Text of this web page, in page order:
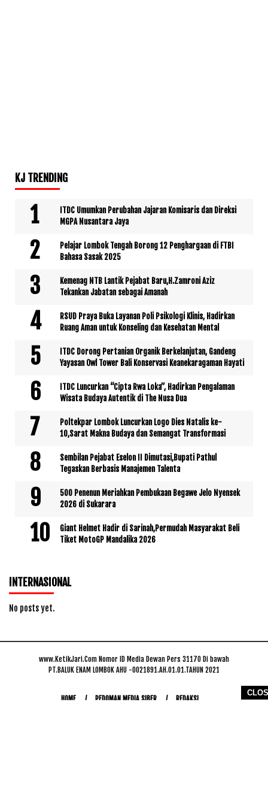
KJ TRENDING
ITDC Umumkan Perubahan Jajaran Komisaris dan Direksi
MGPA Nusantara Jaya
Pelajar Lombok Tengah Borong 12 Penghargaan di FTBI
Bahasa Sasak 2025
Kemenag NTB Lantik Pejabat Baru,H.Zamroni Aziz
Tekankan Jabatan sebagai Amanah
RSUD Praya Buka Layanan Poli Psikologi Klinis, Hadirkan
Ruang Aman untuk Konseling dan Kesehatan Mental
ITDC Dorong Pertanian Organik Berkelanjutan, Gandeng
Yayasan Owl Tower Bali Konservasi Keanekaragaman Hayati
ITDC Luncurkan “Cipta Rwa Loka”, Hadirkan Pengalaman
Wisata Budaya Autentik di The Nusa Dua
Poltekpar Lombok Luncurkan Logo Dies Natalis ke-
10,Sarat Makna Budaya dan Semangat Transformasi
Sembilan Pejabat Eselon II Dimutasi,Bupati Pathul
Tegaskan Berbasis Manajemen Talenta
500 Penenun Meriahkan Pembukaan Begawe Jelo Nyensek
2026 di Sukarara
Giant Helmet Hadir di Sarinah,Permudah Masyarakat Beli
Tiket MotoGP Mandalika 2026
INTERNASIONAL
No posts yet.
www.KetikJari.Com Nomor ID Media Dewan Pers 31170 Di bawah
PT.BALUK ENAM LOMBOK AHU -0021891.AH.01.01.TAHUN 2021
HOME PEDOMAN MEDIA SIBER REDAKSI